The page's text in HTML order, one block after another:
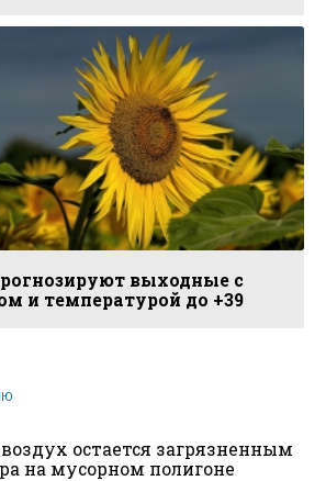
выходные с
и температурой до +39
воздух остается загрязненным
на мусорном полигоне